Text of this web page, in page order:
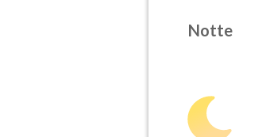
Notte